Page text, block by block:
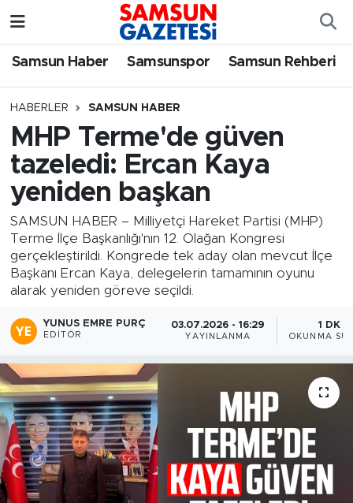
Samsun Haber Samsunspor Samsun Rehberi
HABERLER SAMSUN HABER
MHP Terme'de güven
tazeledi: Ercan Kaya
yeniden başkan
SAMSUN HABER – Milliyetçi Hareket Partisi (MHP)
Terme İlçe Başkanlığı'nın 12. Olağan Kongresi
gerçekleştirildi. Kongrede tek aday olan mevcut İlçe
Başkanı Ercan Kaya, delegelerin tamamının oyunu
alarak yeniden göreve seçildi.
YUNUS EMRE PURÇ
EDITÖR
03.07.2026 - 16:29
YAYINLANMA
1 DK
OKUNMA
Samsun Haber
Samsun Rehberi
Resmi İlanlar
Samsun Nöbetçi Eczaneler
SAMSUN Namaz Vakitleri
Samsun Trafik Yoğunluk Haritası
Süper Lig Puan Durumu ve Fikstür
Tüm Manşetler
Son Dakika Haberleri
Haber Arşivi